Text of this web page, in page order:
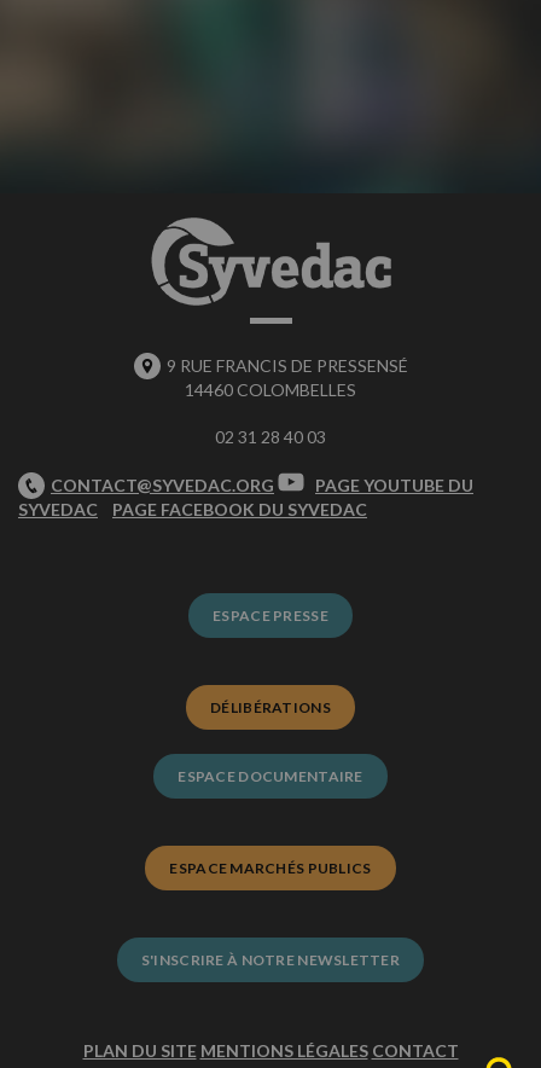
9 RUE FRANCIS DE PRESSENSÉ
14460 COLOMBELLES
02 31 28 40 03
CONTACT@SYVEDAC.ORG
PAGE YOUTUBE DU
SYVEDAC
PAGE FACEBOOK DU SYVEDAC
ESPACE PRESSE
DÉLIBÉRATIONS
ESPACE DOCUMENTAIRE
ESPACE MARCHÉS PUBLICS
S'INSCRIRE À NOTRE NEWSLETTER
PLAN DU SITE MENTIONS LÉGALES CONTACT